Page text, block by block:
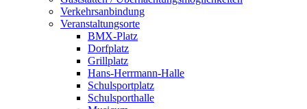
Verkehrsanbindung
Veranstaltungsorte
BMX-Platz
Dorfplatz
Grillplatz
Hans-Herrmann-Halle
Schulsportplatz
Schulsporthalle